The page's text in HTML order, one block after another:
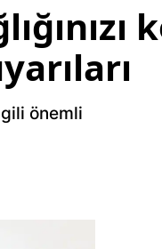
önemli